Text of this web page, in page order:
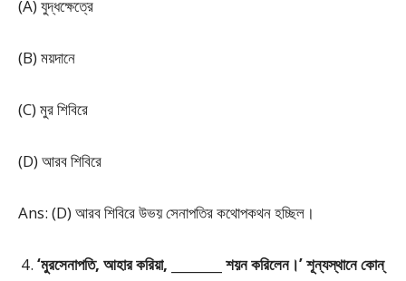
(A) যুদ্ধক্ষেত্রে
(B) ময়দানে
(C) মুর শিবিরে
(D) আরব শিবিরে
Ans: (D) আরব শিবিরে উভয় সেনাপতির কথোপকথন হচ্ছিল।
‘মুরসেনাপতি, আহার করিয়া, ________ শয়ন করিলেন।’ শূন্যস্থানে কোন্‌